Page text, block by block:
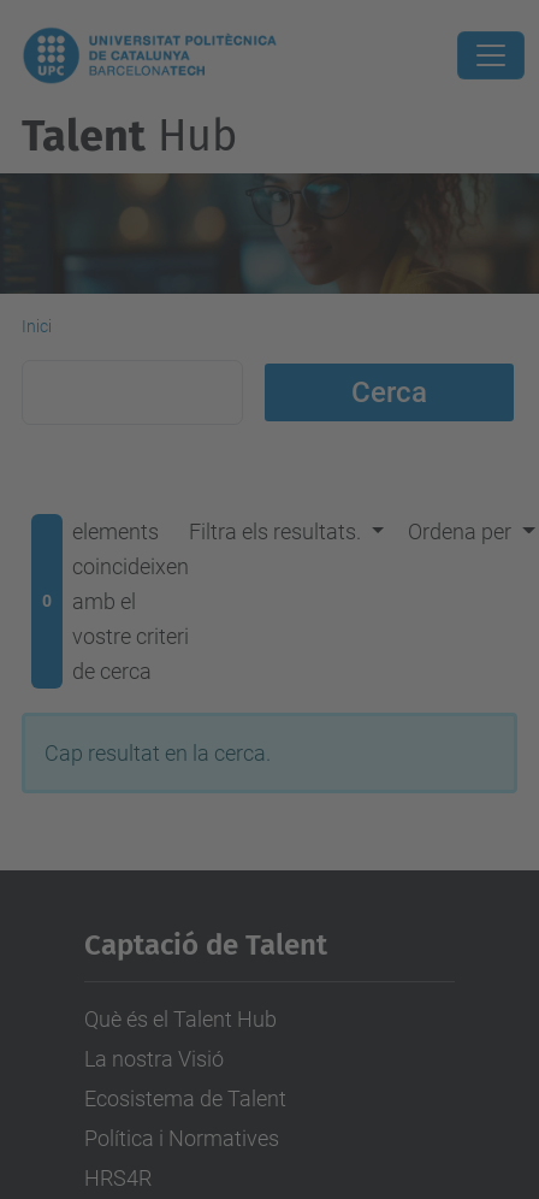
Talent Hub
Inici
0
elements
coincideixen
amb el
vostre criteri
de cerca
Filtra els resultats. Ordena per
Cap resultat en la cerca.
Captació de Talent
Què és el Talent Hub
La nostra Visió
Ecosistema de Talent
Política i Normatives
HRS4R